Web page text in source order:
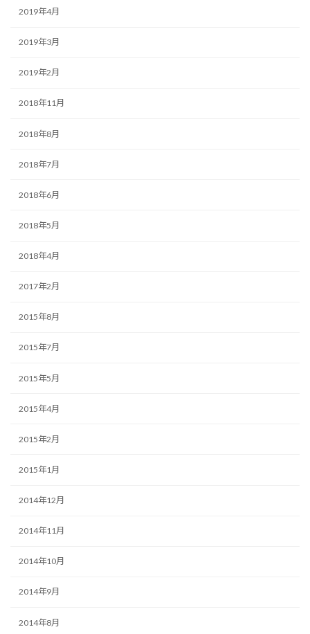
2019年4月
2019年3月
2019年2月
2018年11月
2018年8月
2018年7月
2018年6月
2018年5月
2018年4月
2017年2月
2015年8月
2015年7月
2015年5月
2015年4月
2015年2月
2015年1月
2014年12月
2014年11月
2014年10月
2014年9月
2014年8月